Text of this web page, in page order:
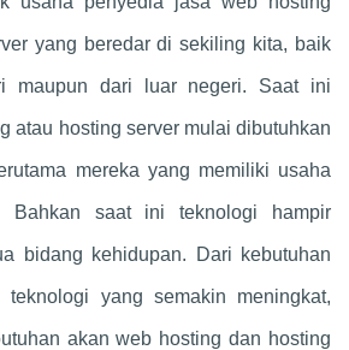
yang beredar di sekiling kita, baik
maupun dari luar negeri. Saat ini
atau hosting server mulai dibutuhkan
mereka yang memiliki usaha
Bahkan saat ini teknologi hampir
bidang kehidupan. Dari kebutuhan
teknologi yang semakin meningkat,
akan web hosting dan hosting